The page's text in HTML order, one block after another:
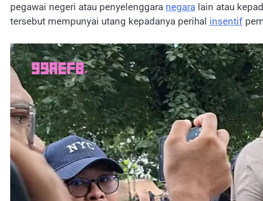
pegawai negeri atau penyelenggara negara lain atau
tersebut mempunyai utang kepadanya perihal insentif